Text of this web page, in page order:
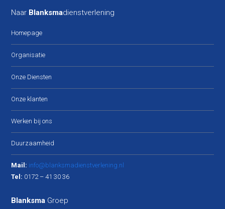
Naar Blanksmadienstverlening
Homepage
Organisatie
Onze Diensten
Onze klanten
Werken bij ons
Duurzaamheid
Mail: info@blanksmadienstverlening.nl
Tel: 0172 – 41 30 36
Blanksma Groep